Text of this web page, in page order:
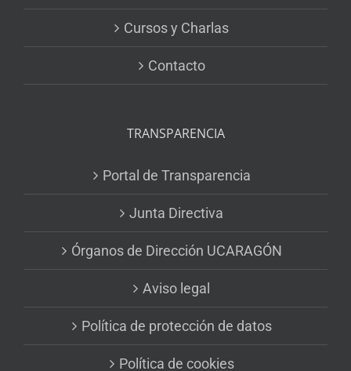
Cursos y Charlas
Contacto
TRANSPARENCIA
Portal de Transparencia
Junta Directiva
Órganos de Dirección UCARAGÓN
Aviso legal
Política de protección de datos
Política de cookies